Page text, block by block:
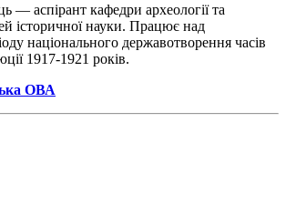
— аспірант кафедри археології та
історичної науки. Працює над
національного державотворення часів
1917-1921 років.
ОВА